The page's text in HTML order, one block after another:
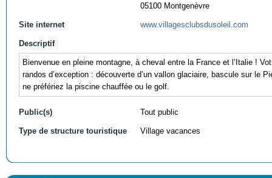
05100 Montgenèvre
Site internet www.villagesclubsdusoleil.com
Descriptif
Bienvenue en pleine montagne, à cheval entre la France et l’Italie !
randos d’exception : découverte d’un vallon glaciaire, bascule sur
ne préfériez la piscine chauffée ou le golf.
Public(s) Tout public
Type de structure touristique Village vacances